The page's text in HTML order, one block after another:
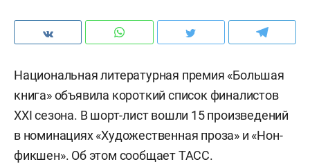
Национальная литературная премия «Большая
книга» объявила короткий список финалистов
XXI сезона. В шорт-лист вошли 15 произведений
в номинациях «Художественная проза» и «Нон-
фикшен». Об этом сообщаетТАСС.